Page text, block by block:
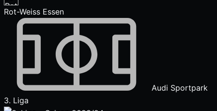
Rot-Weiss Essen
Audi Sportpark
3. Liga